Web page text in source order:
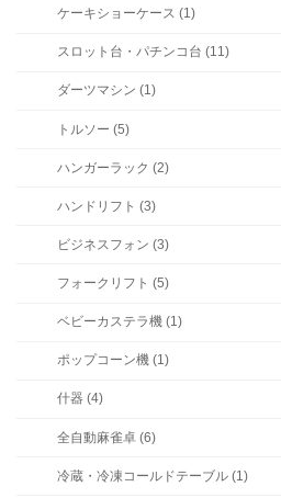
ケーキショーケース (1)
スロット台・パチンコ台 (11)
ダーツマシン (1)
トルソー (5)
ハンガーラック (2)
ハンドリフト (3)
ビジネスフォン (3)
フォークリフト (5)
ベビーカステラ機 (1)
ポップコーン機 (1)
什器 (4)
全自動麻雀卓 (6)
冷蔵・冷凍コールドテーブル (1)